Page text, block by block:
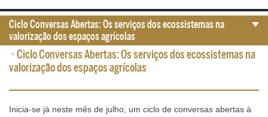
•Ciclo Conversas Abertas: Os serviços dos ecossistemas na
valorização dos espaços agrícolas
Inicia-se já neste mês de julho, um ciclo de conversas abertas à
Ciclo Conversas Abertas: Os serviços dos ecossistemas na
valorização dos espaços agrícolas